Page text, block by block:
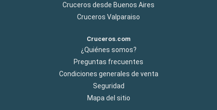
Cruceros desde Buenos Aires
Cruceros Valparaiso
Cruceros.com
¿Quiénes somos?
Preguntas frecuentes
Condiciones generales de venta
Seguridad
Mapa del sitio